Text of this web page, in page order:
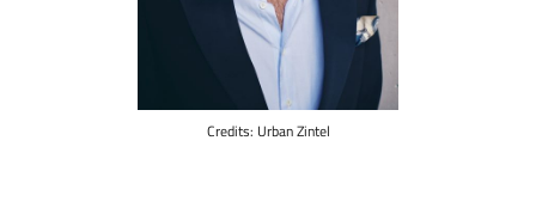
Credits: Urban Zintel